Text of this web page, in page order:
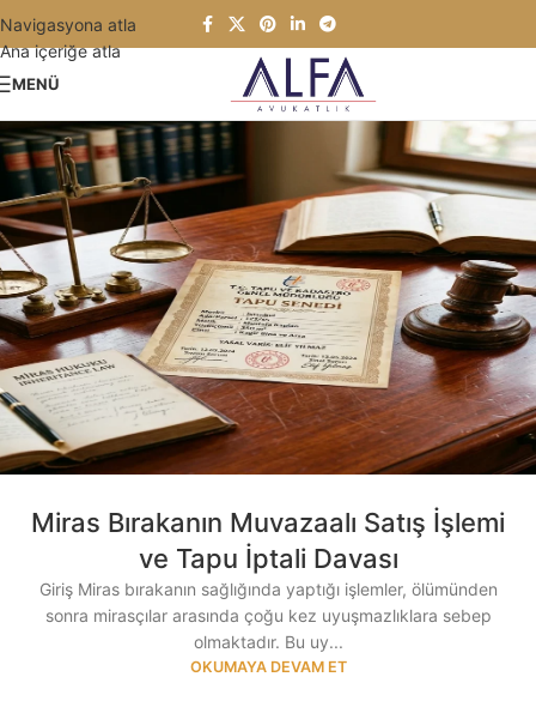
Navigasyona atla
Ana içeriğe atla
MENÜ
Miras Bırakanın Muvazaalı Satış İşlemi
ve Tapu İptali Davası
Giriş Miras bırakanın sağlığında yaptığı işlemler, ölümünden
sonra mirasçılar arasında çoğu kez uyuşmazlıklara sebep
olmaktadır. Bu uy...
OKUMAYA DEVAM ET